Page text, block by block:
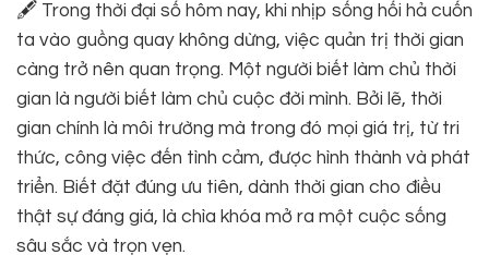
🖋 Trong thời đại số hôm nay, khi nhịp sống hối hả cuốn
ta vào guồng quay không dừng, việc quản trị thời gian
càng trở nên quan trọng. Một người biết làm chủ thời
gian là người biết làm chủ cuộc đời mình. Bởi lẽ, thời
gian chính là môi trường mà trong đó mọi giá trị, từ tri
thức, công việc đến tình cảm, được hình thành và phát
triển. Biết đặt đúng ưu tiên, dành thời gian cho điều
thật sự đáng giá, là chìa khóa mở ra một cuộc sống
sâu sắc và trọn vẹn.